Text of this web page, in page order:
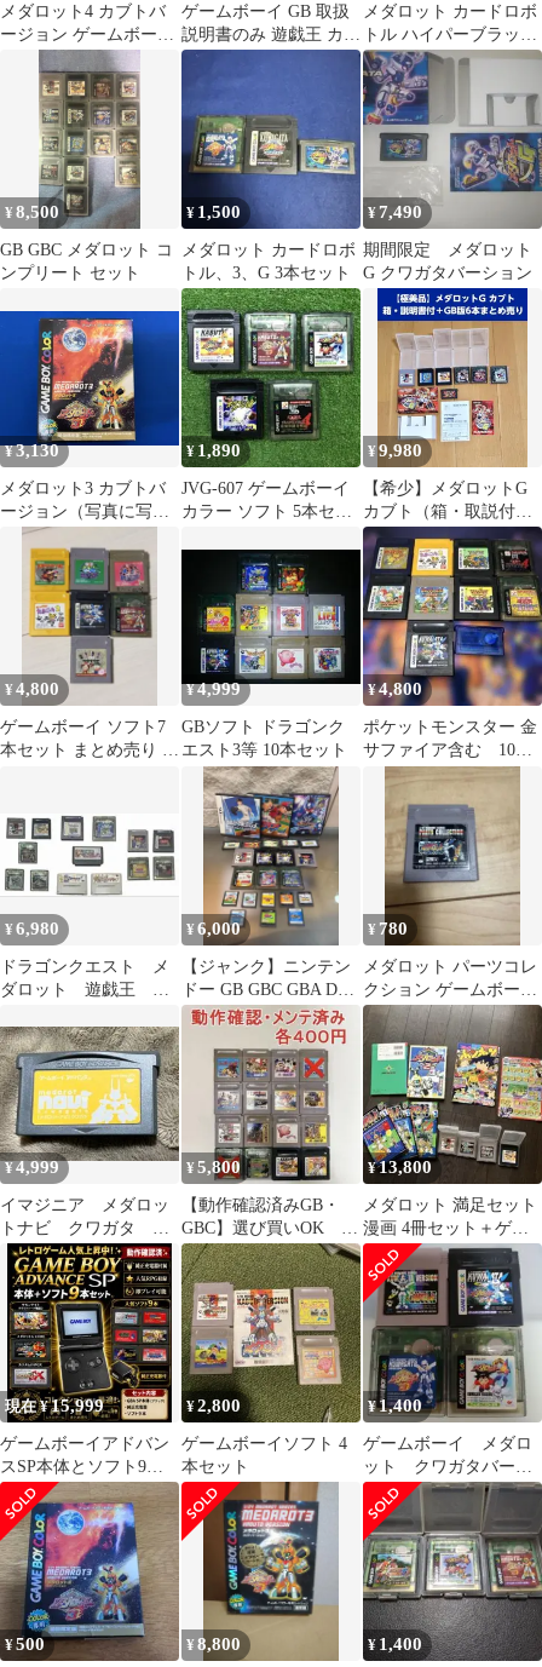
メダロット4 カブトバ
ージョン ゲームボーイ
ゲームボーイ GB 取扱
説明書のみ 遊戯王 カー
ビィ ドンキーコングレ
トロゲーム
メダロット カードロボ
トル ハイパーブラック
バス ゲームボーイ ソフ
ト カセット
¥8,500
GB GBC メダロット コ
ンプリート セット
¥ 1,500
メダロット カードロボ
トル、3、G 3本セット
¥7,490
期間限定 メダロット
G クワガタバーション
¥3,130
メダロット3 カブトバ
ージョン（写真に写っ
ている物のみ）
¥ 1,890
JVG-607 ゲームボーイ
カラー ソフト 5本セッ
¥9,980
【希少】メダロットG
カブト（箱・取説付）
＋GB版ソフト6本（計7
本）まとめ売り
¥4,800
ゲームボーイ ソフト7
本セット まとめ売り ポ
¥4,999
GBソフト ドラゴンク
エスト3等 10本セット
¥4,800
ポケットモンスター 金
サファイア含む 10種
¥6,980
ドラゴンクエスト メ
ダロット 遊戯王 ソ
¥6,000
【ジャンク】ニンテン
ドー GB GBC GBA DS
ソフト まとめ
¥ 780
メダロット パーツコレ
クション ゲームボーイ
ソフト
¥4,999
イマジニア メダロッ
トナビ クワガタ ソ
フトのみ 動作確認
済 セーブデータ有
¥5,800
【動作確認済みGB・
GBC】選び買いOK １
個400円 他のページと
同梱OK
¥13,800
メダロット 満足セット
漫画 4冊セット＋ゲー
ム攻略本 その他おま
け付き
現在 ¥15,999
ゲームボーイアドバン
スSP本体とソフト9
本 純正充電器
¥2,800
ゲームボーイソフト 4
本セット
¥1,400
ゲームボーイ メダロ
ット クワガタバージ
ョン セット
¥500 ¥8,800 ¥ 1,400